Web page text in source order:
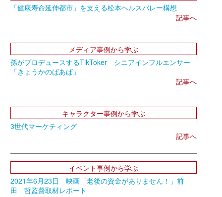
「健康寿命延伸都市」を支える松本ヘルスバレー構想
記事へ
メディア事例から学ぶ
孫がプロデュースするTikToker シニアインフルエンサー
「きょうかのばあば」
記事へ
キャラクター事例から学ぶ
3世代マーケティング
記事へ
イベント事例から学ぶ
2021年6月23日 映画「老後の資金がありません！」前
田 哲監督取材レポート